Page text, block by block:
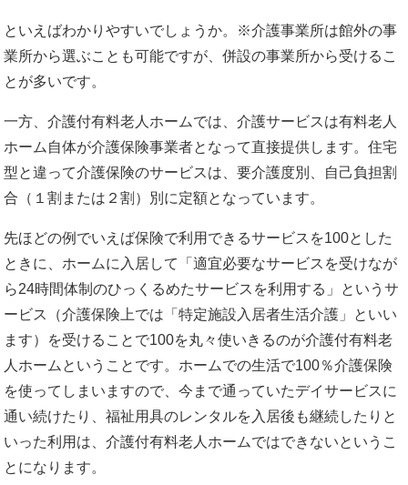
といえばわかりやすいでしょうか。※介護事業所は館外の事
業所から選ぶことも可能ですが、併設の事業所から受けるこ
とが多いです。
一方、介護付有料老人ホームでは、介護サービスは有料老人
ホーム自体が介護保険事業者となって直接提供します。住宅
型と違って介護保険のサービスは、要介護度別、自己負担割
合（１割または２割）別に定額となっています。
先ほどの例でいえば保険で利用できるサービスを100とした
ときに、ホームに入居して「適宜必要なサービスを受けなが
ら24時間体制のひっくるめたサービスを利用する」というサ
ービス（介護保険上では「特定施設入居者生活介護」といい
ます）を受けることで100を丸々使いきるのが介護付有料老
人ホームということです。ホームでの生活で100％介護保険
を使ってしまいますので、今まで通っていたデイサービスに
通い続けたり、福祉用具のレンタルを入居後も継続したりと
いった利用は、介護付有料老人ホームではできないというこ
とになります。